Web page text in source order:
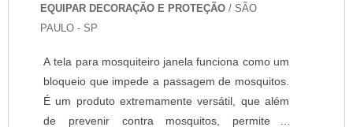
EQUIPAR DECORAÇÃO E PROTEÇÃO / SÃO
PAULO - SP
A tela para mosquiteiro janela funciona como um
bloqueio que impede a passagem de mosquitos.
É um produto extremamente versátil, que além
de prevenir contra mosquitos, permite a